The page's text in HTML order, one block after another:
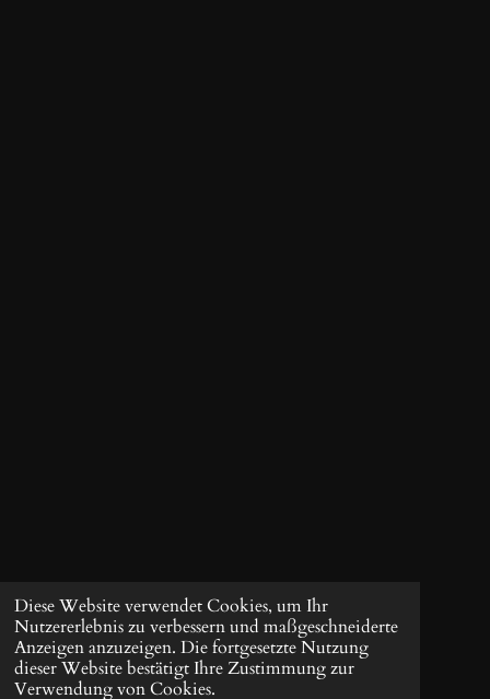
Diese Website verwendet Cookies, um Ihr
Nutzererlebnis zu verbessern und maßgeschneiderte
Anzeigen anzuzeigen. Die fortgesetzte Nutzung
dieser Website bestätigt Ihre Zustimmung zur
Verwendung von Cookies.